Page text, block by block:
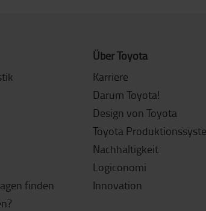
finden
Über Toyota
Karriere
Darum Toyota!
Design von Toyota
Toyota
Nachhaltigkeit
Logiconomi
Innovation